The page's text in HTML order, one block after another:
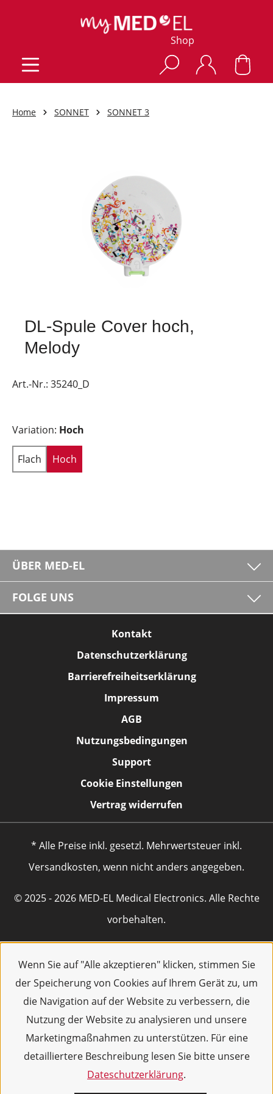
Wenn Sie auf "Alle akzeptieren" klicken, stimmen Sie
der Speicherung von Cookies auf Ihrem Gerät zu, um
die Navigation auf der Website zu verbessern, die
Nutzung der Website zu analysieren und unsere
Marketingmaßnahmen zu unterstützen. Für eine
detailliertere Beschreibung lesen Sie bitte unsere
Dateschutzerklärung.
Shop
Home SONNET SONNET 3
DL-Spule Cover hoch,
Melody
Art.-Nr.: 35240_D
Variation: Hoch
Flach Hoch
ÜBER MED-EL
FOLGE UNS
Kontakt
Datenschutzerklärung
Barrierefreiheitserklärung
Impressum
AGB
Nutzungsbedingungen
Support
Cookie Einstellungen
Vertrag widerrufen
* Alle Preise inkl. gesetzl. Mehrwertsteuer inkl.
Versandkosten, wenn nicht anders angegeben.
© 2025 - 2026 MED-EL Medical Electronics. Alle Rechte
vorbehalten.